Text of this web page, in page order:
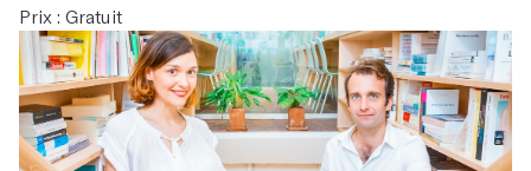
Prix : Gratuit